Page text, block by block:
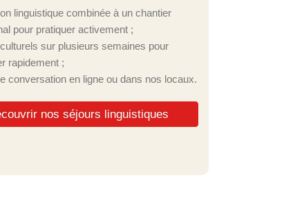
linguistique combinée à un chantier
pour pratiquer activement ;
sur plusieurs semaines pour
rapidement ;
conversation en ligne ou dans nos locaux.
nos séjours linguistiques